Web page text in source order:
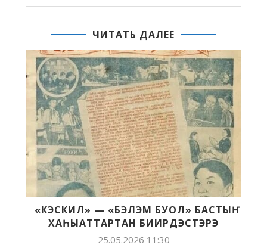
ЧИТАТЬ ДАЛЕЕ
«КЭСКИЛ» — «БЭЛЭМ БУОЛ» БАСТЫҤ
ХАҺЫАТТАРТАН БИИРДЭСТЭРЭ
25.05.2026 11:30